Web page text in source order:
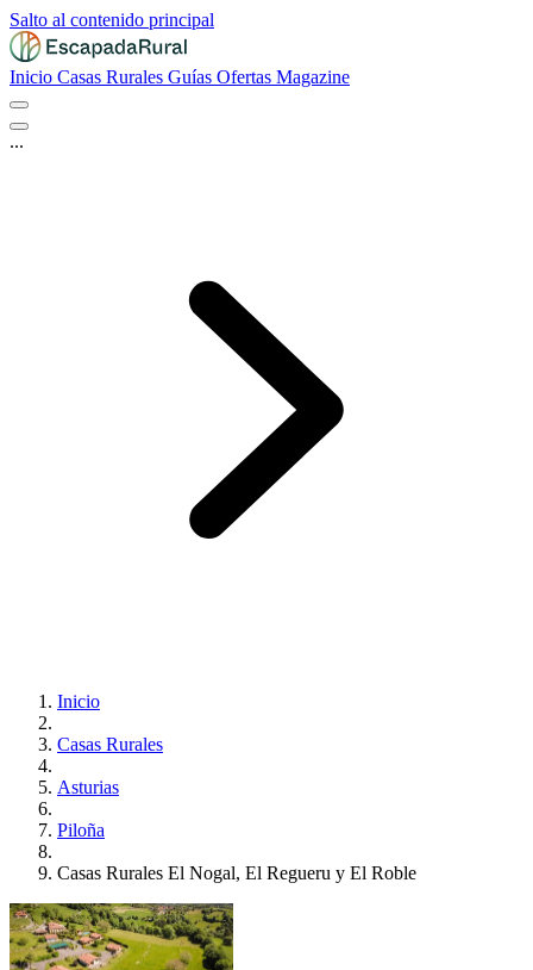
Salto al contenido principal
Inicio Casas Rurales Guías Ofertas Magazine
...
Inicio
Casas Rurales
Asturias
Piloña
Casas Rurales El Nogal, El Regueru y El Roble